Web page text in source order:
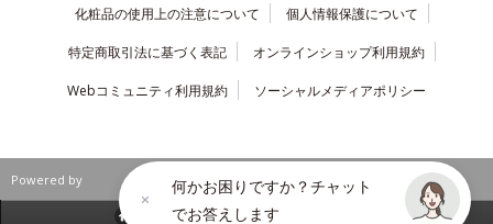
化粧品の使用上の注意について 個人情報保護について
特定商取引法に基づく表記 オンラインショップ利用規約
Webコミュニティ利用規約 ソーシャルメディアポリシー
Powered by
何かお困りですか？チャット
でお答えします